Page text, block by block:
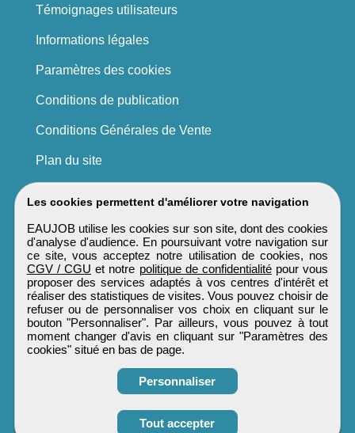
Obtenir ses
Les cookies permettent d'améliorer votre navigation
EAUJOB utilise les cookies sur son site, dont des cookies
d'analyse d'audience. En poursuivant votre navigation sur
ce site, vous acceptez notre utilisation de cookies, nos
CGV / CGU et notre politique de confidentialité pour vous
proposer des services adaptés à vos centres d'intérêt et
réaliser des statistiques de visites. Vous pouvez choisir de
refuser ou de personnaliser vos choix en cliquant sur le
bouton "Personnaliser". Par ailleurs, vous pouvez à tout
moment changer d'avis en cliquant sur "Paramètres des
cookies" situé en bas de page.
Personnaliser
Tout accepter
Témoignages utilisateurs
Informations légales
Paramètres des cookies
Conditions de publication
Conditions Générales de Vente
Plan du site